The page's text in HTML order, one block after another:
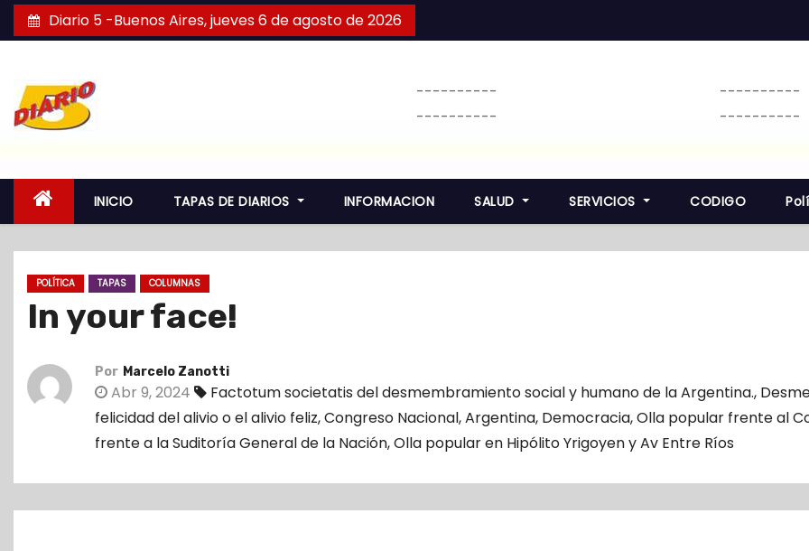
a
Diario 5 -Buenos Aires, jueves 6 de agosto de 2026
----------
----------
----------
----------
INICIO TAPAS DE DIARIOS INFORMACION SALUD SERVICIOS CODIGO
POLÍTICA TAPAS COLUMNAS
In your face!
Por Marcelo Zanotti
Abr 9, 2024 Factotum societatis del desmembramiento social y humano de la Argentina.,
felicidad del alivio o el alivio feliz,Congreso Nacional,Argentina, Democracia,Olla popular frente al
frente a la Suditoría General de la Nación,Olla popular en Hipólito Yrigoyen y Av Entre Ríos